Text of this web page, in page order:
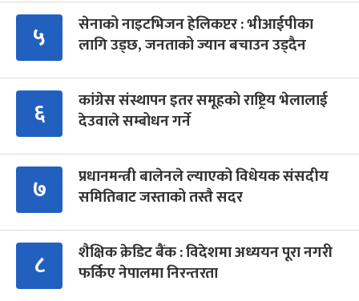
५
सेनाको नाइटभिजन हेलिकप्टर : भीआईपीका
लागि उड्छ, जनताको ज्यान बचाउन उड्दैन
६
कांग्रेस संस्थापन इतर समूहको राष्ट्रिय भेलालाई
देउवाले सम्बोधन गर्ने
७
प्रधानमन्त्री बालेनले ल्याएको विधेयक संसदीय
समितिबाट जस्ताको तस्तै सदर
८
शैक्षिक क्रेडिट बैंक : विदेशमा अध्ययन पूरा नगरी
फर्किए नेपालमा निरन्तरता